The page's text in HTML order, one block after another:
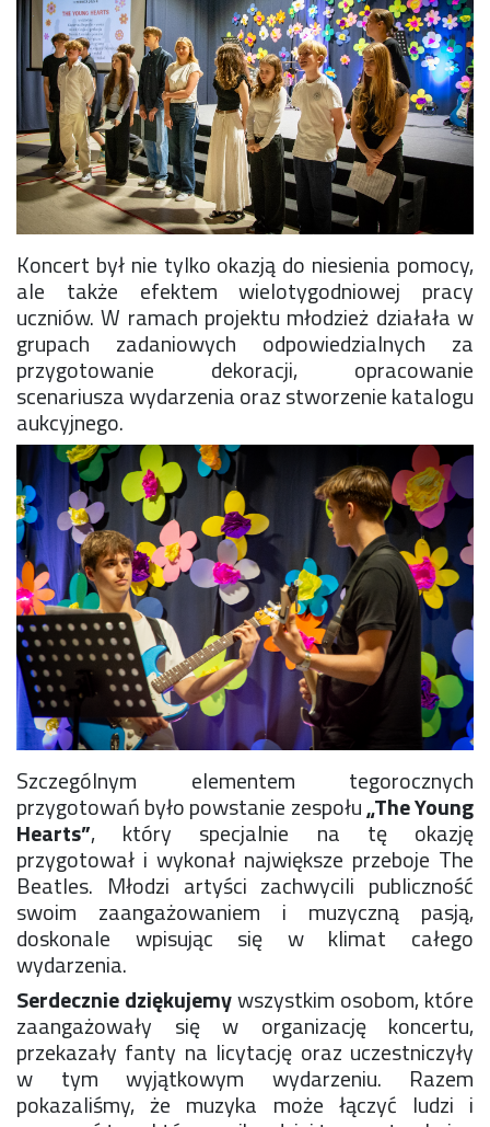
Koncert był nie tylko okazją do niesienia pomocy,
ale także efektem wielotygodniowej pracy
uczniów. W ramach projektu młodzież działała w
grupach zadaniowych odpowiedzialnych za
przygotowanie dekoracji, opracowanie
scenariusza wydarzenia oraz stworzenie katalogu
aukcyjnego.
Szczególnym elementem tegorocznych
przygotowań było powstanie zespołu„The Young
Hearts”, który specjalnie na tę okazję
przygotował i wykonał największe przeboje The
Beatles. Młodzi artyści zachwycili publiczność
swoim zaangażowaniem i muzyczną pasją,
doskonale wpisując się w klimat całego
wydarzenia.
Serdecznie dziękujemywszystkim osobom, które
zaangażowały się w organizację koncertu,
przekazały fanty na licytację oraz uczestniczyły
w tym wyjątkowym wydarzeniu. Razem
pokazaliśmy, że muzyka może łączyć ludzi i